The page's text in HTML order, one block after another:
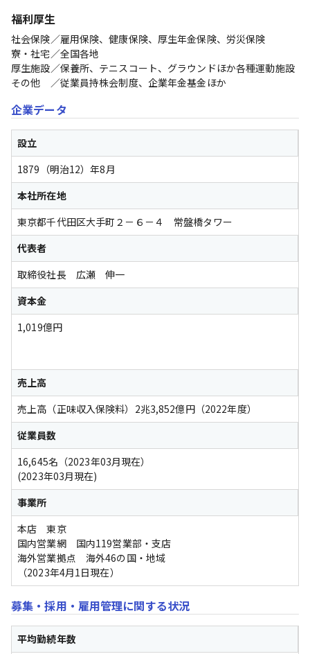
福利厚生
社会保険／雇用保険、健康保険、厚生年金保険、労災保険
寮・社宅／全国各地
厚生施設／保養所、テニスコート、グラウンドほか各種運動施設
その他　／従業員持株会制度、企業年金基金ほか
企業データ
設立
1879（明治12）年8月
本社所在地
東京都千代田区大手町２－６－４　常盤橋タワー
代表者
取締役社長　広瀬　伸一
資本金
1,019億円
売上高
売上高（正味収入保険料）2兆3,852億円（2022年度）
従業員数
16,645名（2023年03月現在）
(2023年03月現在)
事業所
本店　東京
国内営業網　国内119営業部・支店
海外営業拠点　海外46の国・地域
（2023年4月1日現在）
募集・採用・雇用管理に関する状況
平均勤続年数